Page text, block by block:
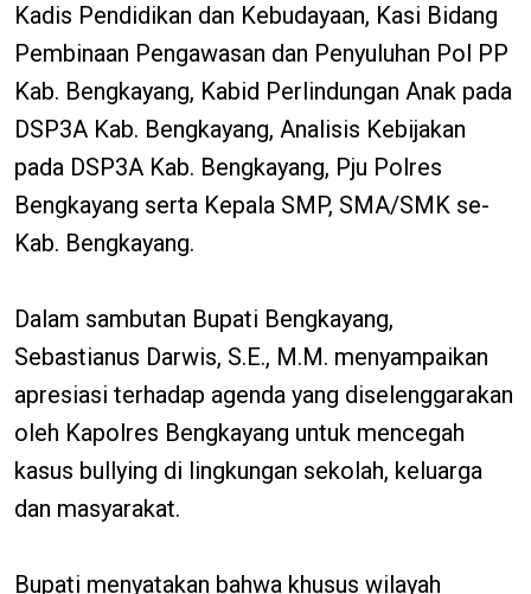
Kadis Pendidikan dan Kebudayaan, Kasi Bidang
Pembinaan Pengawasan dan Penyuluhan Pol PP
Kab. Bengkayang, Kabid Perlindungan Anak pada
DSP3A Kab. Bengkayang, Analisis Kebijakan
pada DSP3A Kab. Bengkayang, Pju Polres
Bengkayang serta Kepala SMP, SMA/SMK se-
Kab. Bengkayang.
Dalam sambutan Bupati Bengkayang,
Sebastianus Darwis, S.E., M.M. menyampaikan
apresiasi terhadap agenda yang diselenggarakan
oleh Kapolres Bengkayang untuk mencegah
kasus bullying di lingkungan sekolah, keluarga
dan masyarakat.
Bupati menyatakan bahwa khusus wilayah